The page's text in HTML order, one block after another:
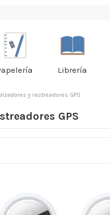
Librería
y rastreadores GPS
GPS